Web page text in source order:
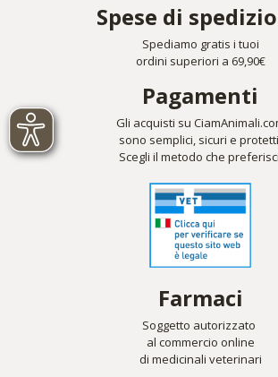
Spese di
Spediamo gratis i tuoi
ordini superiori a 69,90€
Pagamenti
Gli acquisti su
sono semplici, sicuri e
Scegli il metodo che
Farmaci
Soggetto autorizzato
al commercio online
di medicinali veterinari